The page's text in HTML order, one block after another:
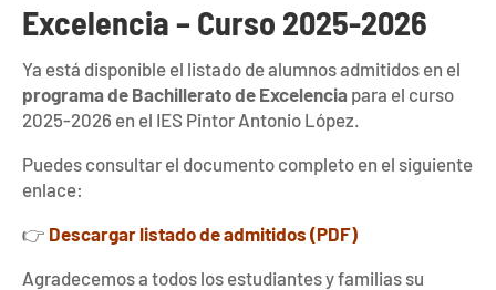
Excelencia – Curso 2025-2026
Ya está disponible el listado de alumnos admitidos en el
programa de Bachillerato de Excelencia para el curso
2025-2026 en el IES Pintor Antonio López.
Puedes consultar el documento completo en el siguiente
enlace:
👉 Descargar listado de admitidos (PDF)
Agradecemos a todos los estudiantes y familias su